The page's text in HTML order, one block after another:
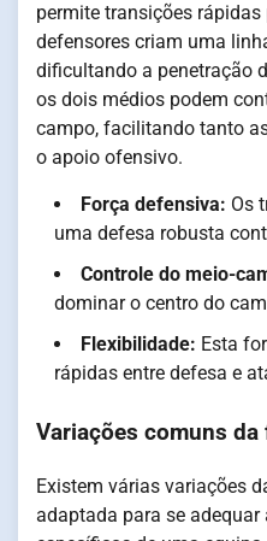
permite transições
defensores criam uma
dificultando a penetração
os dois médios podem
campo, facilitando tanto
o apoio ofensivo.
Força defensiva: Os
uma defesa robusta
Controle do meio-
dominar o centro do
Flexibilidade: Esta
rápidas entre defesa e
Variações comuns
Existem várias variações
adaptada para se adequar